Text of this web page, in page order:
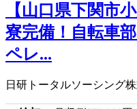
【山口県下関市
寮完備！自転車
ペレ...
日研トータルソーシング